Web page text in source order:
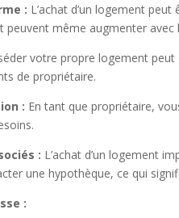
: L’achat d’un logement
peuvent même augmenter
votre propre logement peut
de propriétaire.
: En tant que propriétaire,
: L’achat d’un logement
une hypothèque, ce qui
: